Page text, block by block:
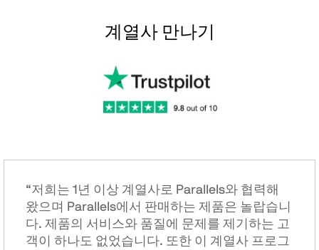
계열사 만나기
“저희는 1년 이상 계열사로 Parallels와 협력해
왔으며 Parallels에서 판매하는 제품은 놀랍습니
다. 제품의 서비스와 품질에 문제를 제기하는 고
객이 하나도 없었습니다. 또한 이 계열사 프로그